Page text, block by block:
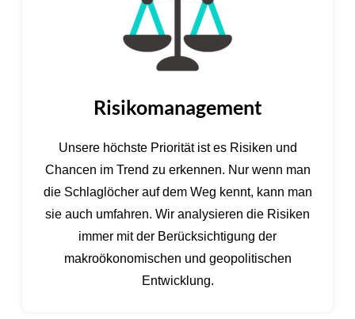
Risikomanagement
Unsere höchste Priorität ist es Risiken und
Chancen im Trend zu erkennen. Nur wenn man
die Schlaglöcher auf dem Weg kennt, kann man
sie auch umfahren. Wir analysieren die Risiken
immer mit der Berücksichtigung der
makroökonomischen und geopolitischen
Entwicklung.